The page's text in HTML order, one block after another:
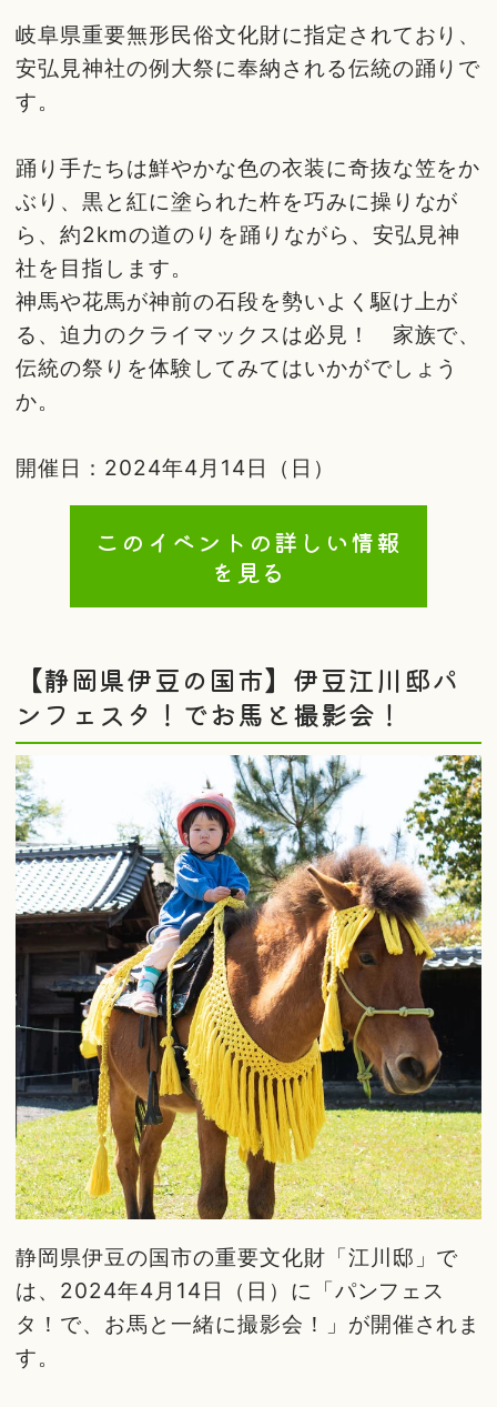
岐阜県重要無形民俗文化財に指定されており、
安弘見神社の例大祭に奉納される伝統の踊りで
す。
踊り手たちは鮮やかな色の衣装に奇抜な笠をか
ぶり、黒と紅に塗られた杵を巧みに操りなが
ら、約2kmの道のりを踊りながら、安弘見神
社を目指します。
神馬や花馬が神前の石段を勢いよく駆け上が
る、迫力のクライマックスは必見！ 家族で、
伝統の祭りを体験してみてはいかがでしょう
か。
開催日：2024年4月14日（日）
このイベントの詳しい情報
を見る
【静岡県伊豆の国市】伊豆江川邸パ
ンフェスタ！でお馬と撮影会！
静岡県伊豆の国市の重要文化財「江川邸」で
は、2024年4月14日（日）に「パンフェス
タ！で、お馬と一緒に撮影会！」が開催されま
す。